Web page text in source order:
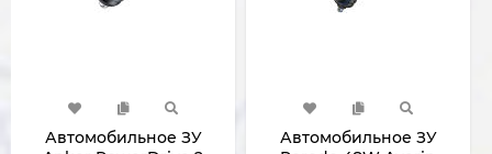
Автомобильное ЗУ
Автомобильное ЗУ